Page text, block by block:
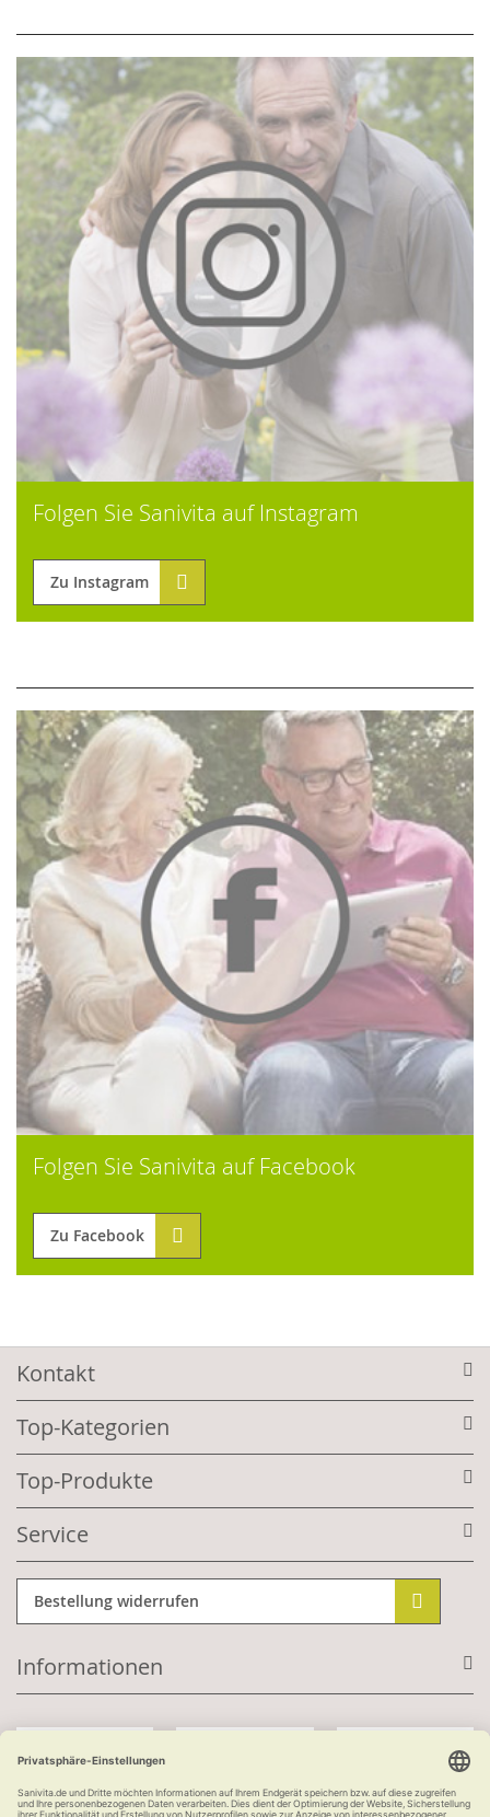
Folgen Sie Sanivita auf Instagram
Zu Instagram
Folgen Sie Sanivita auf Facebook
Zu Facebook
Kontakt
Top-Kategorien
Top-Produkte
Service
Bestellung widerrufen
Informationen